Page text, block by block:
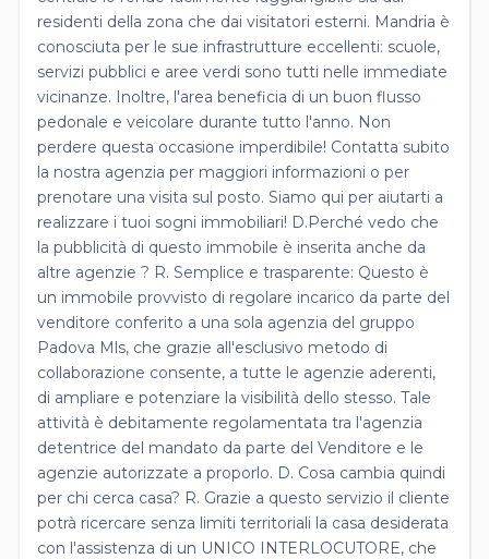
residenti della zona che dai visitatori esterni. Mandria è
conosciuta per le sue infrastrutture eccellenti: scuole,
servizi pubblici e aree verdi sono tutti nelle immediate
vicinanze. Inoltre, l'area beneficia di un buon flusso
pedonale e veicolare durante tutto l'anno. Non
perdere questa occasione imperdibile! Contatta subito
la nostra agenzia per maggiori informazioni o per
prenotare una visita sul posto. Siamo qui per aiutarti a
realizzare i tuoi sogni immobiliari! D.Perché vedo che
la pubblicità di questo immobile è inserita anche da
altre agenzie ? R. Semplice e trasparente: Questo è
un immobile provvisto di regolare incarico da parte del
venditore conferito a una sola agenzia del gruppo
Padova Mls, che grazie all'esclusivo metodo di
collaborazione consente, a tutte le agenzie aderenti,
di ampliare e potenziare la visibilità dello stesso. Tale
attività è debitamente regolamentata tra l'agenzia
detentrice del mandato da parte del Venditore e le
agenzie autorizzate a proporlo. D. Cosa cambia quindi
per chi cerca casa? R. Grazie a questo servizio il cliente
potrà ricercare senza limiti territoriali la casa desiderata
con l'assistenza di un UNICO INTERLOCUTORE, che